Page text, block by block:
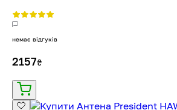
немає відгуків
2157₴